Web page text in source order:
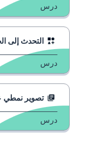
درس
التحدث إلى
درس
تصوير نمطي
درس